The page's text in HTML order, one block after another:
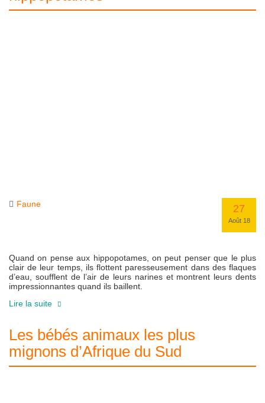
Faune 27
Août 18
Quand on pense aux hippopotames, on peut penser que le plus
clair de leur temps, ils flottent paresseusement dans des flaques
d’eau, soufflent de l’air de leurs narines et montrent leurs dents
impressionnantes quand ils baillent.
Lire la suite
Les bébés animaux les plus
mignons d’Afrique du Sud